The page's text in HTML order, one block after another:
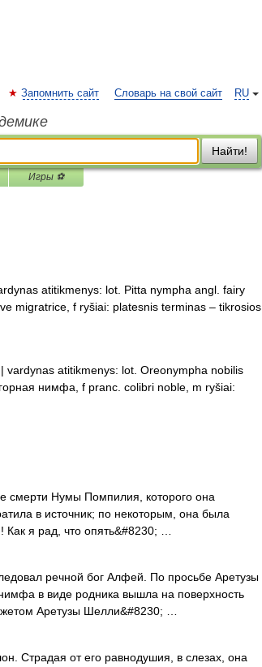
RU
Запомнить сайт Словарь на свой сайт
Найти!
Игры ⚽
atitikmenys: lot. Pitta nympha angl. fairy
migratrice, f ryšiai: platesnis terminas – tikrosios
atitikmenys: lot. Oreonympha nobilis
нимфа, f pranc. colibri noble, m ryšiai:
Нумы Помпилия, которого она
в источник; по некоторым, она была
я рад, что опять&#8230; …
речной бог Алфей. По просьбе Аретузы
в виде родника вышла на поверхность
Аретузы Шелли&#8230; …
Страдая от его равнодушия, в слезах, она